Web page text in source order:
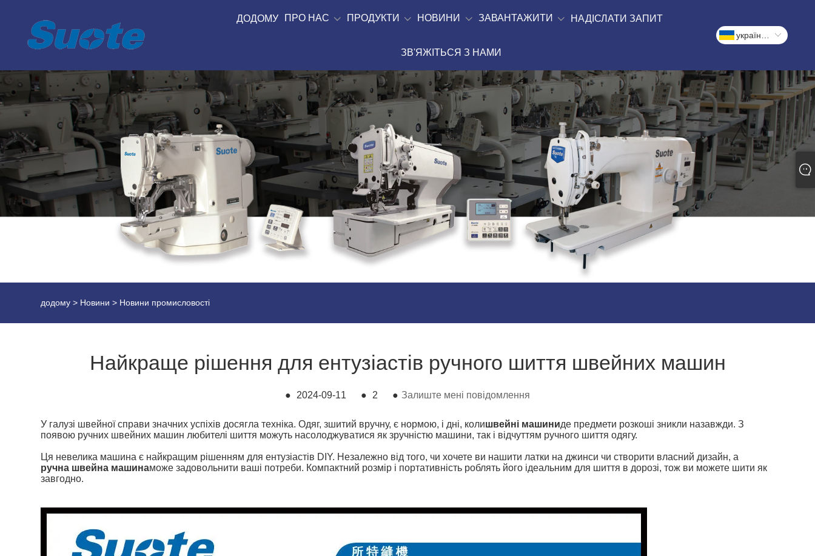
ДОДОМУ ПРО НАС ПРОДУКТИ НОВИНИ ЗАВАНТАЖИТИ НАДІСЛАТИ ЗАПИТ
ЗВ'ЯЖІТЬСЯ З НАМИ
додому > Новини > Новини промисловості
Найкраще рішення для ентузіастів ручного шиття швейних машин
● 2024-09-11 ● 2 ● Залиште мені повідомлення
У галузі швейної справи значних успіхів досягла техніка. Одяг, зшитий вручну, є нормою, і дні, колишвейні машиниде предмети розкоші зникли назавжди. З
появою ручних швейних машин любителі шиття можуть насолоджуватися як зручністю машини, так і відчуттям ручного шиття одягу.
Ця невелика машина є найкращим рішенням для ентузіастів DIY. Незалежно від того, чи хочете ви нашити латки на джинси чи створити власний дизайн, a
ручна швейна машинаможе задовольнити ваші потреби. Компактний розмір і портативність роблять його ідеальним для шиття в дорозі, тож ви можете шити як
завгодно.